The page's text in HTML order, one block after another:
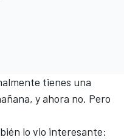
tienes una
y ahora no. Pero
lo vio interesante: